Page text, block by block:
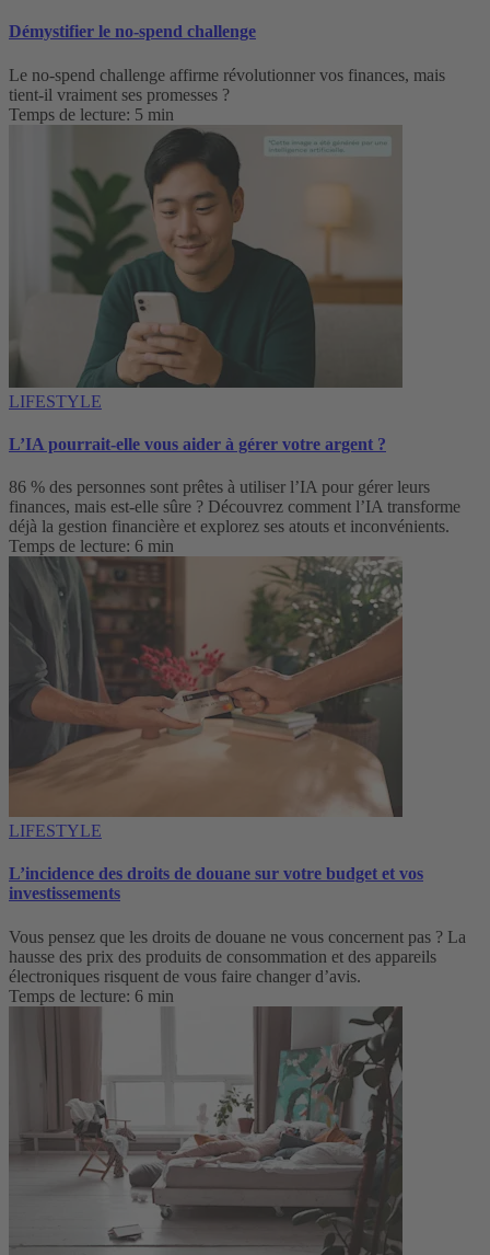
Démystifier le no-spend challenge
Le no-spend challenge affirme révolutionner vos finances, mais
tient-il vraiment ses promesses ?
Temps de lecture: 5 min
LIFESTYLE
L’IA pourrait-elle vous aider à gérer votre argent ?
86 % des personnes sont prêtes à utiliser l’IA pour gérer leurs
finances, mais est-elle sûre ? Découvrez comment l’IA transforme
déjà la gestion financière et explorez ses atouts et inconvénients.
Temps de lecture: 6 min
LIFESTYLE
L’incidence des droits de douane sur votre budget et vos
investissements
Vous pensez que les droits de douane ne vous concernent pas ? La
hausse des prix des produits de consommation et des appareils
électroniques risquent de vous faire changer d’avis.
Temps de lecture: 6 min